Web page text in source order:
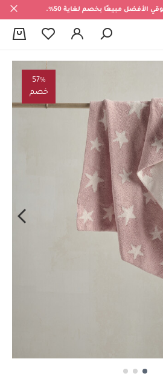
الأفضل مبيعًا بخصم لغاية 50%.
57%
خصم